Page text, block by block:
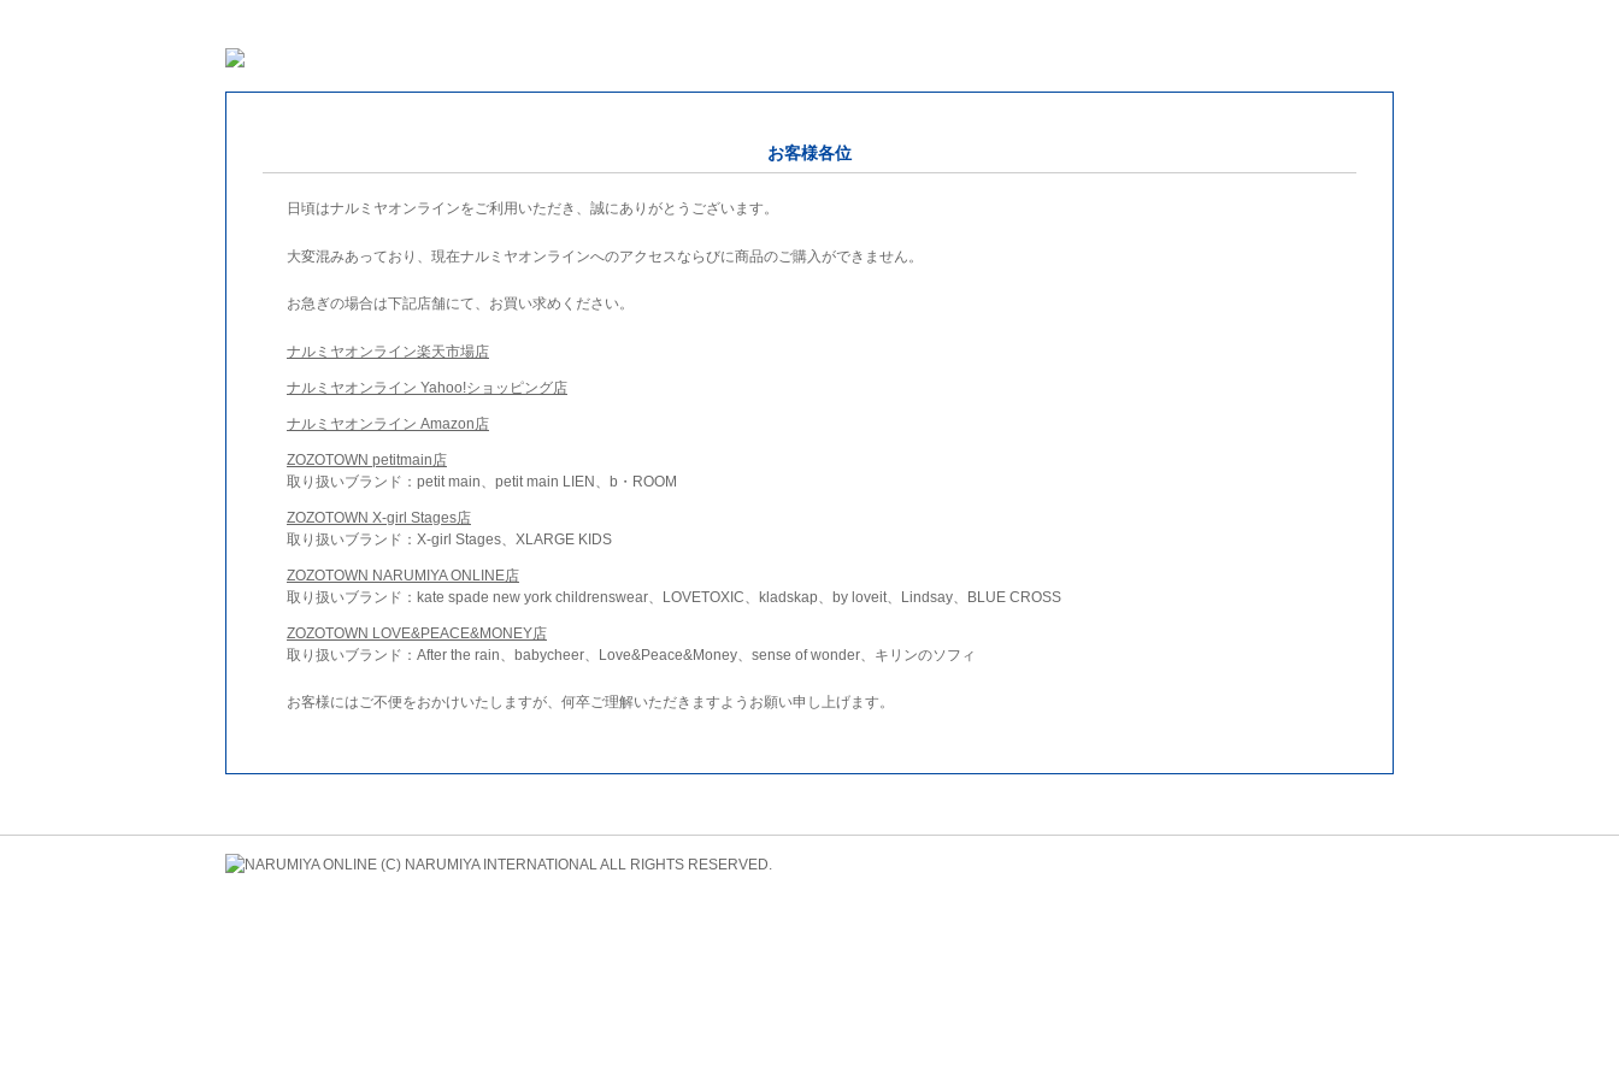
お客様各位
日頃はナルミヤオンラインをご利用いただき、誠にありがとうございます。
大変混みあっており、現在ナルミヤオンラインへのアクセスならびに商品のご購入ができません。
お急ぎの場合は下記店舗にて、お買い求めください。
ナルミヤオンライン楽天市場店
ナルミヤオンライン Yahoo!ショッピング店
ナルミヤオンライン Amazon店
ZOZOTOWN petitmain店
取り扱いブランド：petit main、petit main LIEN、b・ROOM
ZOZOTOWN X-girl Stages店
取り扱いブランド：X-girl Stages、XLARGE KIDS
ZOZOTOWN NARUMIYA ONLINE店
取り扱いブランド：kate spade new york childrenswear、LOVETOXIC、kladskap、by loveit、Lindsay、BLUE CROSS
ZOZOTOWN LOVE&PEACE&MONEY店
取り扱いブランド：After the rain、babycheer、Love&Peace&Money、sense of wonder、キリンのソフィ
お客様にはご不便をおかけいたしますが、何卒ご理解いただきますようお願い申し上げます。